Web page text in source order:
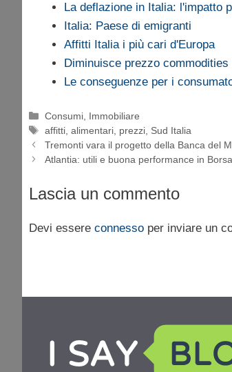
La deflazione in Italia: l'impatto
Italia: Paese di emigranti
Affitti Italia i più cari d'Europa
Diminuisce prezzo
Le conseguenze per i
Categorie
Consumi Immobiliare
Tag
affitti ,alimentari prezzi Sud Italia
Tremonti vara il progetto della Banca del
Atlantia: utili e buona performance in Borsa
Lascia un commento
Devi essere connesso per inviare un